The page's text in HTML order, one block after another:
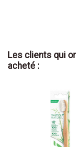
Les clients qui
acheté :